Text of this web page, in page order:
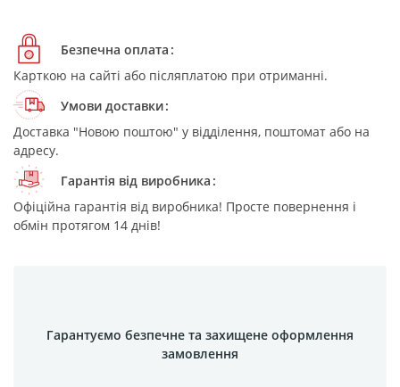
Безпечна оплата
Карткою на сайті або післяплатою при отриманні.
Умови доставки
Доставка "Новою поштою" у відділення, поштомат або на
адресу.
Гарантія від виробника
Офіційна гарантія від виробника! Просте повернення і
обмін протягом 14 днів!
Гарантуємо безпечне та захищене оформлення
замовлення